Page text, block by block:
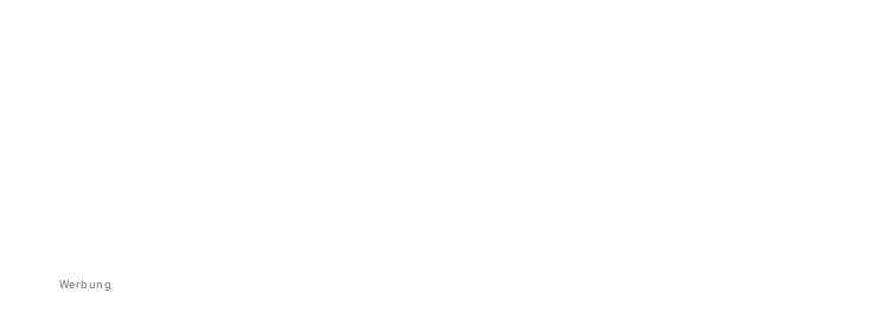
Werbung